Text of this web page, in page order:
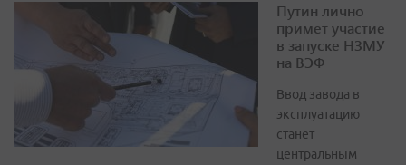
Путин лично
примет участие
в запуске НЗМУ
на ВЭФ
Ввод завода в
эксплуатацию
станет
центральным